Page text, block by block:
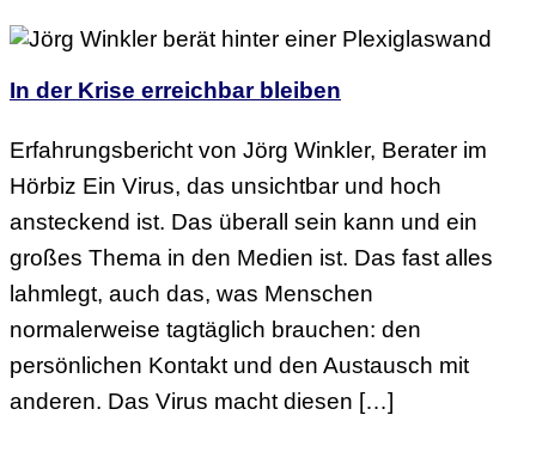
In der Krise erreichbar bleiben
Erfahrungsbericht von Jörg Winkler, Berater im
Hörbiz Ein Virus, das unsichtbar und hoch
ansteckend ist. Das überall sein kann und ein
großes Thema in den Medien ist. Das fast alles
lahmlegt, auch das, was Menschen
normalerweise tagtäglich brauchen: den
persönlichen Kontakt und den Austausch mit
anderen. Das Virus macht diesen […]